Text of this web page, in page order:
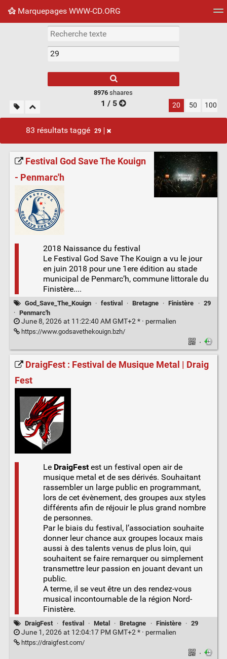
Marquepages WWW-CD.ORG
Nuage de tags Mur d'images
8976 shaares
1 / 5 20 50 100
83 résultats taggé 29
Festival God Save The Kouign
- Penmarc'h
2018 Naissance du festival
Le Festival God Save The Kouign a vu le jour
en juin 2018 pour une 1ere édition au stade
municipal de Penmarc’h, commune littorale du
Finistère....
God_Save_The_Kouign · festival · Bretagne · Finistère · 29
· Penmarc'h
June 8, 2026 at 11:22:40 AM GMT+2 * · permalien
https://www.godsavethekouign.bzh/
·
DraigFest : Festival de Musique Metal | Draig
Fest
Le DraigFestest un festival open air de
musique metal et de ses dérivés. Souhaitant
rassembler un large public en programmant,
lors de cet évènement, des groupes aux styles
différents afin de réjouir le plus grand nombre
de personnes.
Par le biais du festival, l’association souhaite
donner leur chance aux groupes locaux mais
aussi à des talents venus de plus loin, qui
souhaitent se faire remarquer ou simplement
transmettre leur passion en jouant devant un
public.
A terme, il se veut être un des rendez-vous
musical incontournable de la région Nord-
Finistère.
DraigFest · festival · Metal · Bretagne · Finistère · 29
June 1, 2026 at 12:04:17 PM GMT+2 * · permalien
https://draigfest.com/
·